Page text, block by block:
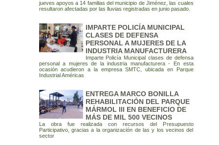
jueves apoyos a 14 familias del municipio de Jiménez, las cuales
resultaron afectadas por las lluvias registradas en junio pasado.
IMPARTE POLICÍA MUNICIPAL
CLASES DE DEFENSA
PERSONAL A MUJERES DE LA
INDUSTRIA MANUFACTURERA
Imparte Policía Municipal clases de defensa
personal a mujeres de la industria manufacturera - En esta
ocasión acudieron a la empresa SMTC, ubicada en Parque
Industrial Américas
ENTREGA MARCO BONILLA
REHABILITACIÓN DEL PARQUE
MÁRMOL III EN BENEFICIO DE
MÁS DE MIL 500 VECINOS
La obra fue realizada con recursos del Presupuesto
Participativo, gracias a la organización de las y los vecinos del
sector